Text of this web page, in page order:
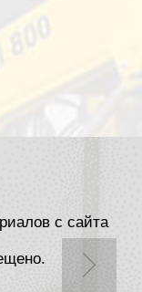
с сайта